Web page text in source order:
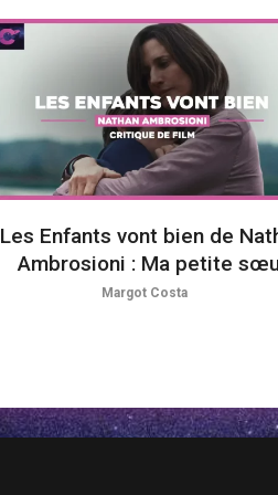
Les Enfants vont bien de
Ambrosioni : Ma petite
Margot Costa